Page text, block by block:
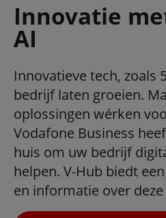
Innovatie
AI
Innovatieve tech, zoals
bedrijf laten groeien.
oplossingen wérken
Vodafone Business
huis om uw bedrijf
helpen. V-Hub biedt
en informatie over